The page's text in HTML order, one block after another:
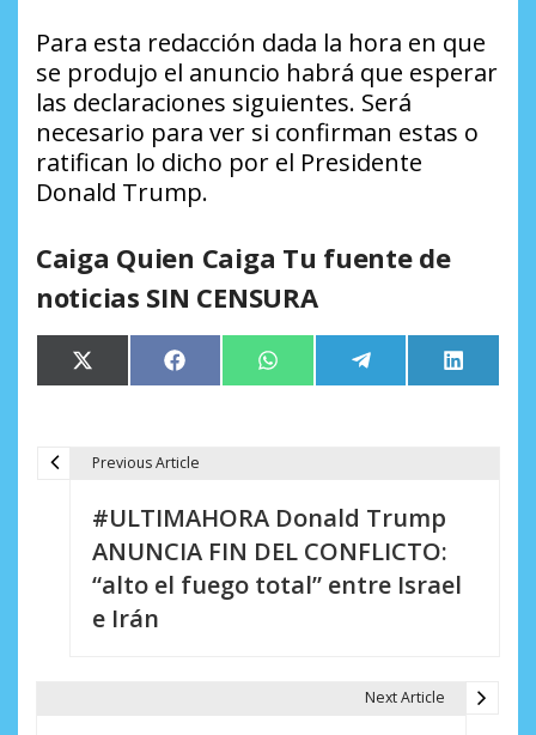
Para esta redacción dada la hora en que
se produjo el anuncio habrá que esperar
las declaraciones siguientes. Será
necesario para ver si confirman estas o
ratifican lo dicho por el Presidente
Donald Trump.
Caiga Quien Caiga Tu fuente de
noticias SIN CENSURA
Compartir
en
X
(Twitter)
Compartir
en
Facebook Compartir
en
WhatsApp Compartir
en
Telegram
en
LinkedIn
Previous Article
#ULTIMAHORA Donald Trump
ANUNCIA FIN DEL CONFLICTO:
“alto el fuego total” entre Israel
e Irán
Next Article